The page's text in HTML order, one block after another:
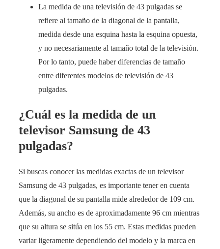
La medida de una televisión de 43 pulgadas se
refiere al tamaño de la diagonal de la pantalla,
medida desde una esquina hasta la esquina opuesta,
y no necesariamente al tamaño total de la televisión.
Por lo tanto, puede haber diferencias de tamaño
entre diferentes modelos de televisión de 43
pulgadas.
¿Cuál es la medida de un
televisor Samsung de 43
pulgadas?
Si buscas conocer las medidas exactas de un televisor
Samsung de 43 pulgadas, es importante tener en cuenta
que la diagonal de su pantalla mide alrededor de 109 cm.
Además, su ancho es de aproximadamente 96 cm mientras
que su altura se sitúa en los 55 cm. Estas medidas pueden
variar ligeramente dependiendo del modelo y la marca en